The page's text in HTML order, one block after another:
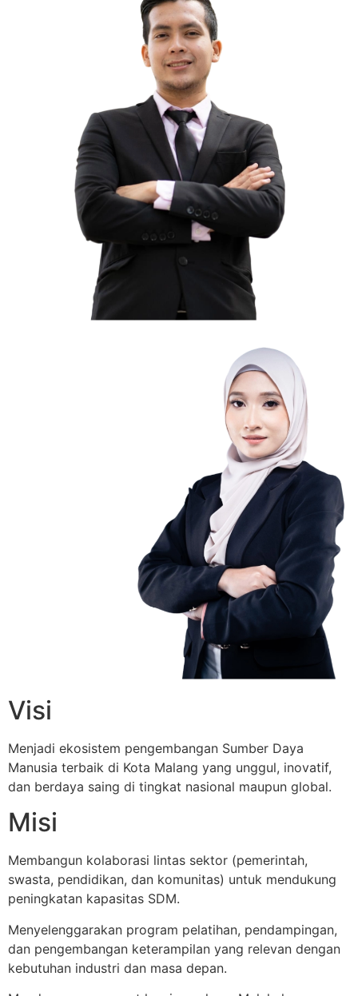
Visi
Menjadi ekosistem pengembangan Sumber Daya
Manusia terbaik di Kota Malang yang unggul, inovatif,
dan berdaya saing di tingkat nasional maupun global.
Misi
Membangun kolaborasi lintas sektor (pemerintah,
swasta, pendidikan, dan komunitas) untuk mendukung
peningkatan kapasitas SDM.
Menyelenggarakan program pelatihan, pendampingan,
dan pengembangan keterampilan yang relevan dengan
kebutuhan industri dan masa depan.